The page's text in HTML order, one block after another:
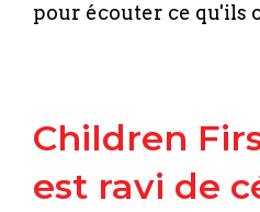
pour écouter ce qu'ils
Children
est ravi de